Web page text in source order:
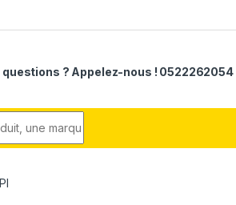
questions ? Appelez-nous ! 0522262054